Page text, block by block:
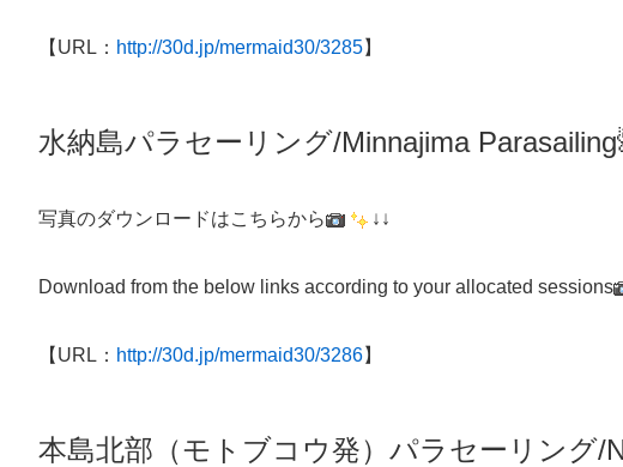
【URL： http://30d.jp/mermaid30/3285】
水納島パラセーリング/Minnajima
写真のダウンロードはこちらから ↓↓
Download from the below links according to your allocated sessions
【URL： http://30d.jp/mermaid30/3286】
本島北部（モトブコウ発）パラセーリング/